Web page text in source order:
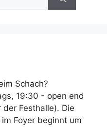
Schach?
19:30 - open end
Festhalle). Die
Foyer beginnt um